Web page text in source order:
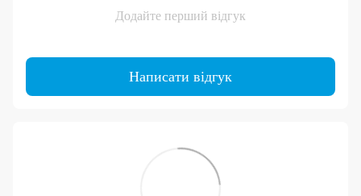
Додайте перший відгук
Написати відгук